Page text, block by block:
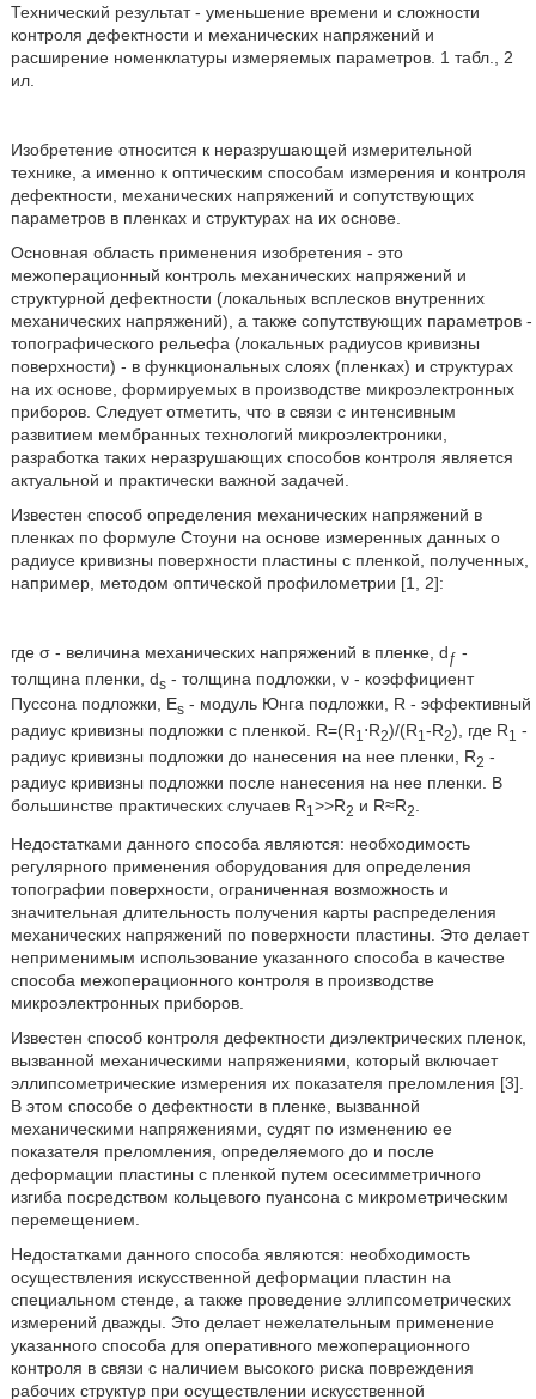
Технический результат - уменьшение времени и сложности
контроля дефектности и механических напряжений и
расширение номенклатуры измеряемых параметров. 1 табл., 2
ил.
Изобретение относится к неразрушающей измерительной
технике, а именно к оптическим способам измерения и контроля
дефектности, механических напряжений и сопутствующих
параметров в пленках и структурах на их основе.
Основная область применения изобретения - это
межоперационный контроль механических напряжений и
структурной дефектности (локальных всплесков внутренних
механических напряжений), а также сопутствующих параметров -
топографического рельефа (локальных радиусов кривизны
поверхности) - в функциональных слоях (пленках) и структурах
на их основе, формируемых в производстве микроэлектронных
приборов. Следует отметить, что в связи с интенсивным
развитием мембранных технологий микроэлектроники,
разработка таких неразрушающих способов контроля является
актуальной и практически важной задачей.
Известен способ определения механических напряжений в
пленках по формуле Стоуни на основе измеренных данных о
радиусе кривизны поверхности пластины с пленкой, полученных,
например, методом оптической профилометрии [1, 2]:
где σ - величина механических напряжений в пленке, dƒ -
толщина пленки, ds- толщина подложки, ν - коэффициент
Пуссона подложки, Es- модуль Юнга подложки, R - эффективный
радиус кривизны подложки с пленкой. R=(R1 ⋅R2)/(R1 -R2), где R1 -
радиус кривизны подложки до нанесения на нее пленки, R2 -
радиус кривизны подложки после нанесения на нее пленки. В
большинстве практических случаев R1 >>R2 и R≈R2
Недостатками данного способа являются: необходимость
регулярного применения оборудования для определения
топографии поверхности, ограниченная возможность и
значительная длительность получения карты распределения
механических напряжений по поверхности пластины. Это делает
неприменимым использование указанного способа в качестве
способа межоперационного контроля в производстве
микроэлектронных приборов.
Известен способ контроля дефектности диэлектрических пленок,
вызванной механическими напряжениями, который включает
эллипсометрические измерения их показателя преломления [3].
В этом способе о дефектности в пленке, вызванной
механическими напряжениями, судят по изменению ее
показателя преломления, определяемого до и после
деформации пластины с пленкой путем осесимметричного
изгиба посредством кольцевого пуансона с микрометрическим
перемещением.
Недостатками данного способа являются: необходимость
осуществления искусственной деформации пластин на
специальном стенде, а также проведение эллипсометрических
измерений дважды. Это делает нежелательным применение
указанного способа для оперативного межоперационного
контроля в связи с наличием высокого риска повреждения
рабочих структур при осуществлении искусственной